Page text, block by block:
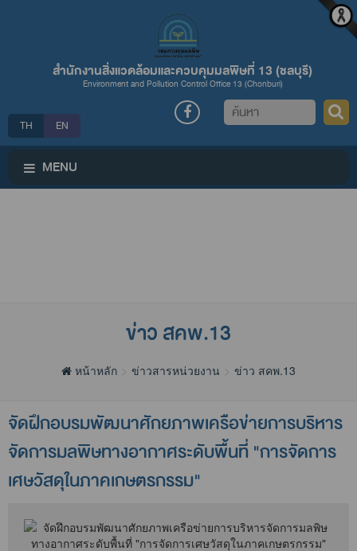
สำนักงานสิ่งแวดล้อมและควบคุมมลพิษที่ 13 (ชลบุรี)
Environment and Pollution Control Office 13 (Chonburi)
TH EN
ค้นหา
MENU
ข่าว สคพ.13
หน้าหลัก ข่าวสารหน่วยงาน ข่าว สคพ.13
จัดฝึกอบรมพัฒนาศักยภาพเครือข่ายการบริหาร
จัดการมลพิษทางอากาศระดับพื้นที่ "การจัดการ
เศษวัสดุในภาคเกษตรกรรม"